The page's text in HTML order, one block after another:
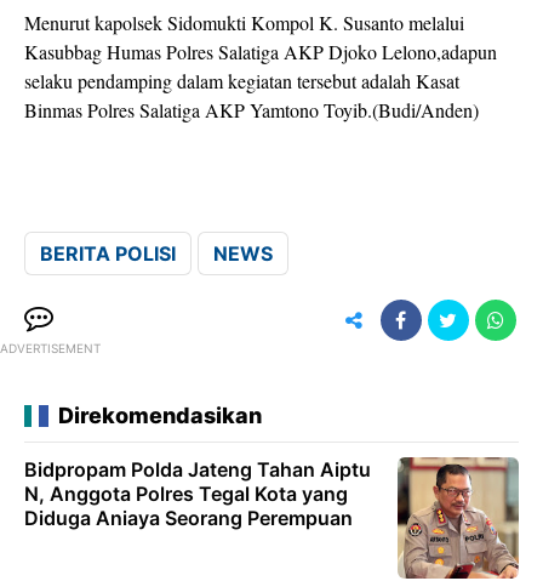
Menurut kapolsek Sidomukti Kompol K. Susanto melalui
Kasubbag Humas Polres Salatiga AKP Djoko Lelono,adapun
selaku pendamping dalam kegiatan tersebut adalah Kasat
Binmas Polres Salatiga AKP Yamtono Toyib.(Budi/Anden)
BERITA POLISI NEWS
ADVERTISEMENT
Direkomendasikan
Bidpropam Polda Jateng Tahan Aiptu
N, Anggota Polres Tegal Kota yang
Diduga Aniaya Seorang Perempuan